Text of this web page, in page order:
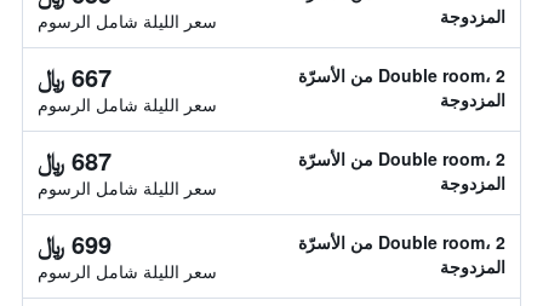
المزدوجة
سعر الليلة شامل الرسوم
Double room، 2 من الأسرّة
المزدوجة
667 ﷼
سعر الليلة شامل الرسوم
Double room، 2 من الأسرّة
المزدوجة
687 ﷼
سعر الليلة شامل الرسوم
Double room، 2 من الأسرّة
المزدوجة
699 ﷼
سعر الليلة شامل الرسوم